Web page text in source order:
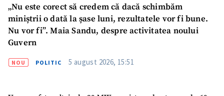
„Nu este corect să credem că dacă schimbăm
miniștrii o dată la șase luni, rezultatele vor fi bune.
Nu vor fi”. Maia Sandu, despre activitatea noului
Guvern
NOU POLITIC 5 august 2026, 15:51